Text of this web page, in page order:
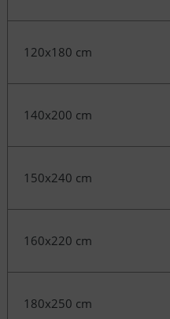
120x180 cm
140x200 cm
150x240 cm
160x220 cm
180x250 cm